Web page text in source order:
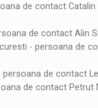
de contact
de contact Alin
- persoana de
persoana de contact
de contact Petrut